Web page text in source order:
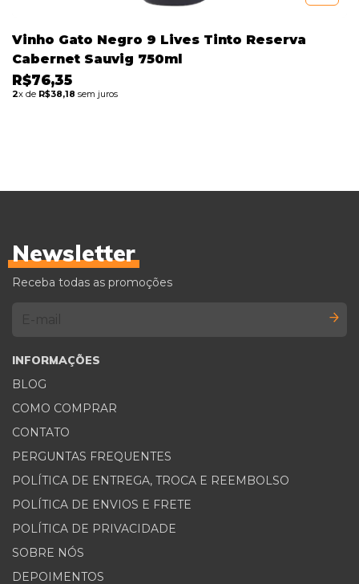
Vinho Gato Negro 9 Lives Tinto Reserva
Cabernet Sauvig 750ml
R$76,35
2x de R$38,18 sem juros
Newsletter
Receba todas as promoções
INFORMAÇÕES
BLOG
COMO COMPRAR
CONTATO
PERGUNTAS FREQUENTES
POLÍTICA DE ENTREGA, TROCA E REEMBOLSO
POLÍTICA DE ENVIOS E FRETE
POLÍTICA DE PRIVACIDADE
SOBRE NÓS
DEPOIMENTOS